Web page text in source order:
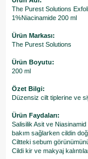
The Purest Solutions
1%Niacinamide 200 ml
Ürün Markası:
The Purest Solutions
Ürün Boyutu:
200 ml
Özet Bilgi:
Düzensiz cilt tiplerine ve
Ürün Faydaları:
Salisilik Asit ve
bakım sağlarken cildin
Ciltteki sebum
Cildi kir ve makyaj